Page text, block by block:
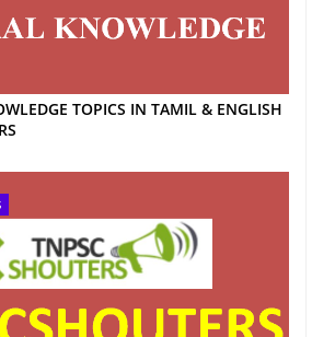
TOPICS IN TAMIL & ENGLISH